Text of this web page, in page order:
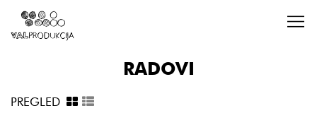
RADOVI
PREGLED